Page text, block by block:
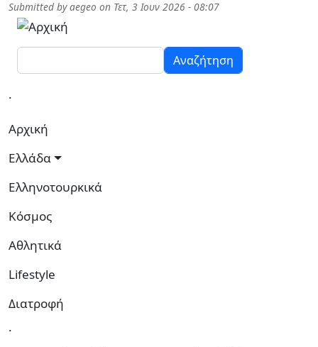
Παράκαμψη προς το κυρίως περιεχόμενο
Submitted byaegeo on Τετ, 3 Ιουν 2026 - 08:07
Αναζήτηση
.
Κεντρική πλοήγηση
Αρχική
Ελλάδα
Ελληνοτουρκικά
Κόσμος
Αθλητικά
Lifestyle
Διατροφή
.